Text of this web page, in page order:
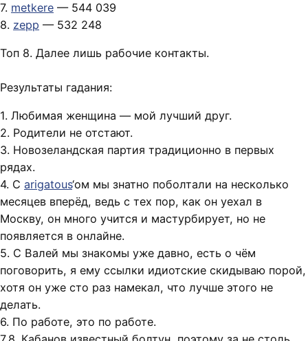
7. metkere — 544 039
8. zepp — 532 248
Топ 8. Далее лишь рабочие контакты.
Результаты гадания:
1. Любимая женщина — мой лучший друг.
2. Родители не отстают.
3. Новозеландская партия традиционно в первых
рядах.
4. С arigatous‘ом мы знатно поболтали на несколько
месяцев вперёд, ведь с тех пор, как он уехал в
Москву, он много учится и мастурбирует, но не
появляется в онлайне.
5. С Валей мы знакомы уже давно, есть о чём
поговорить, я ему ссылки идиотские скидываю порой,
хотя он уже сто раз намекал, что лучше этого не
делать.
6. По работе, это по работе.